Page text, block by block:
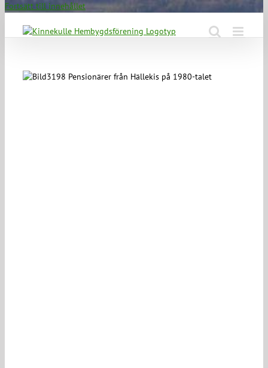
Fortsätt till innehållet